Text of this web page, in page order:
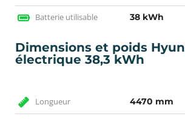
Batterie utilisable 38 kWh
Dimensions et poids
électrique 38,3 kWh
Longueur 4470 mm